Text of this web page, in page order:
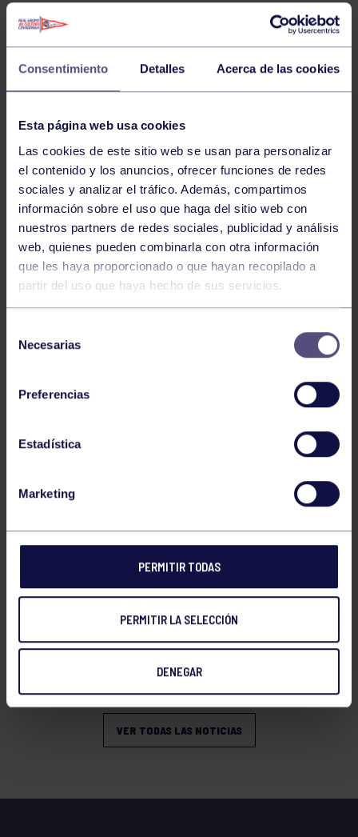
Consentimiento Detalles Acerca de las cookies
Esta página web usa cookies
Las cookies de este sitio web se usan para personalizar
el contenido y los anuncios, ofrecer funciones de redes
sociales y analizar el tráfico. Además, compartimos
información sobre el uso que haga del sitio web con
nuestros partners de redes sociales, publicidad y análisis
web, quienes pueden combinarla con otra información
que les haya proporcionado o que hayan recopilado a
partir del uso que haya hecho de sus servicios.
Necesarias
Preferencias
Estadística
Marketing
PERMITIR TODAS
PERMITIR LA SELECCIÓN
DENEGAR
NOTICIAS RELACIONADAS
GAM 14 Jul 2026
CAMPEONATO DE ESPAÑA
RESULTADO XIX TORNEO GAM DEL
08 Abr 2026
VER TODAS LAS NOTICIAS